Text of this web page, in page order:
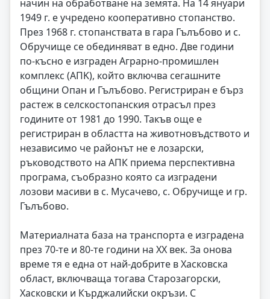
начин на обработване на земята. На 14 януари
1949 г. е учредено кооперативно стопанство.
През 1968 г. стопанствата в гара Гълъбово и с.
Обручище се обединяват в едно. Две години
по-късно е изграден Аграрно-промишлен
комплекс (AПK), който включва сегашните
общини Опан и Гълъбово. Регистриран е бърз
растеж в селскостопанския отрасъл през
годините от 1981 до 1990. Такъв още е
регистриран в областта на животновъдството и
независимо че районът не е лозарски,
ръководството на АПК приема перспективна
програма, съобразно която са изградени
лозови масиви в с. Мусачево, с. Обручище и гр.
Гълъбово.
Материалната база на транспорта е изградена
през 70-те и 80-те години на XX век. За онова
време тя е една от най-добрите в Хасковска
област, включваща тогава Старозагорски,
Хасковски и Кърджалийски окръзи. С